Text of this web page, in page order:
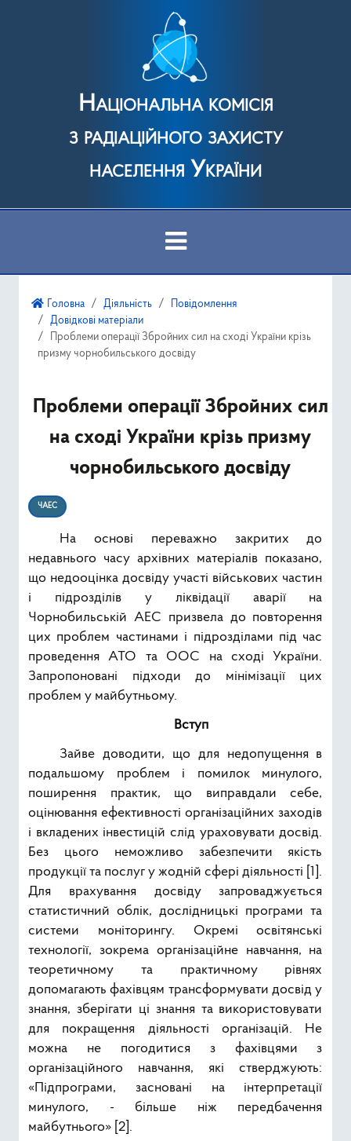
Національна комісія
з радіаційного захисту
населення України
Діяльність
Публічна інформація
Type 2 or
Головна Діяльність
Повідомлення
Довідкові матеріали
Проблеми операції Збройних сил на сході України крізь
призму чорнобильського досвіду
Проблеми операції Збройних сил
на сході України крізь призму
чорнобильського досвіду
ЧАЕС
На основі переважно закритих до
недавнього часу архівних матеріалів показано,
що недооцінка досвіду участі військових частин
і підрозділів у ліквідації аварії на
Чорнобильській АЕС призвела до повторення
цих проблем частинами і підрозділами під час
проведення АТО та ООС на сході України.
Запропоновані підходи до мінімізації цих
проблем у майбутньому.
Вступ
Зайве доводити, що для недопущення в
подальшому проблем і помилок минулого,
поширення практик, що виправдали себе,
оцінювання ефективності організаційних заходів
і вкладених інвестицій слід ураховувати досвід.
Без цього неможливо забезпечити якість
продукції та послуг у жодній сфері діяльності [1].
Для врахування досвіду запроваджується
статистичний облік, дослідницькі програми та
системи моніторингу. Окремі освітянські
технології, зокрема організаційне навчання, на
теоретичному та практичному рівнях
допомагають фахівцям трансформувати досвід у
знання, зберігати ці знання та використовувати
для покращення діяльності організацій. Не
можна не погодитися з фахівцями з
організаційного навчання, які стверджують:
«Підпрограми, засновані на інтерпретації
минулого, - більше ніж передбачення
майбутнього» [2].